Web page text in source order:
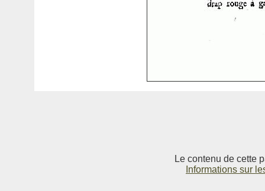
Le contenu de cette
Informations sur